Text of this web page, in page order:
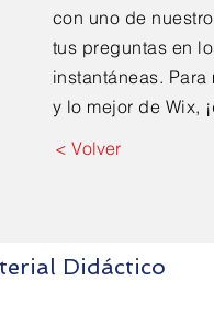
con uno de
tus preguntas en
instantáneas.
y lo mejor de Wix,
< Volver
Didáctico